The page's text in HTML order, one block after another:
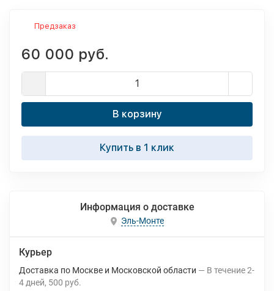
Предзаказ
60 000 руб.
В корзину
Купить в 1 клик
Информация о доставке
Эль-Монте
Курьер
Доставка по Москве и Московской области В течение2-
4 дней 500 руб.